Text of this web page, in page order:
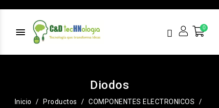
menu
Diodos
Inicio Productos
COMPONENTES ELECTRONICOS